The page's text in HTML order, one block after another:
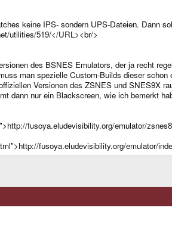
keine IPS- sondern UPS-Dateien. Dann
utilities/519/</URL><br/>
des BSNES Emulators, der ja recht
man spezielle Custom-Builds dieser
Versionen des ZSNES und SNES9X
dann nur ein Blackscreen, wie ich bemerkt
fusoya.eludevisibility.org/emulator/
fusoya.eludevisibility.org/emulator/